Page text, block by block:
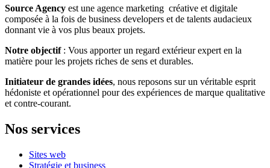
Source Agency est une agence marketing créative et digitale
composée à la fois de business developers et de talents audacieux
donnant vie à vos plus beaux projets.
Notre objectif: Vous apporter un regard extérieur expert en la
matière pour les projets riches de sens et durables.
Initiateur de grandes idées, nous reposons sur un véritable esprit
hédoniste et opérationnel pour des expériences de marque qualitative
et contre-courant.
Nos services
Sites web
Stratégie et business